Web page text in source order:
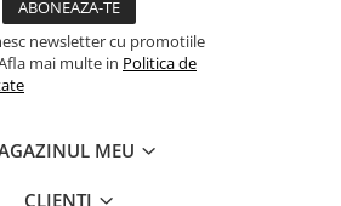
newsletter cu promotiile
mai multe in Politica de
MEU
CLIENTI